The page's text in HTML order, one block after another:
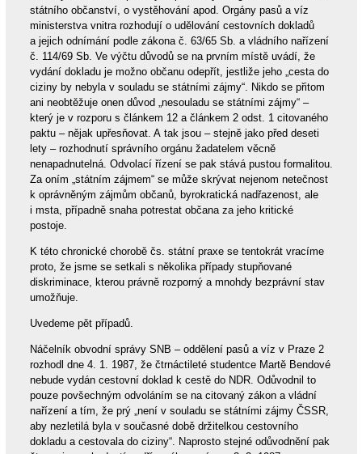
státního občanství, o vystěhování apod. Orgány pasů a víz
ministerstva vnitra rozhodují o udělování cestovních dokladů
a jejich odnímání podle zákona č. 63/65 Sb. a vládního nařízení
č. 114/69 Sb. Ve výčtu důvodů se na prvním místě uvádí, že
vydání dokladu je možno občanu odepřít, jestliže jeho „cesta do
ciziny by nebyla v souladu se státními zájmy“. Nikdo se přitom
ani neobtěžuje onen důvod „nesouladu se státními zájmy“ –
který je v rozporu s článkem 12 a článkem 2 odst. 1 citovaného
paktu – nějak upřesňovat. A tak jsou – stejně jako před deseti
lety – rozhodnutí správního orgánu žadatelem věcně
nenapadnutelná. Odvolací řízení se pak stává pustou formalitou.
Za oním „státním zájmem“ se může skrývat nejenom netečnost
k oprávněným zájmům občanů, byrokratická nadřazenost, ale
i msta, případně snaha potrestat občana za jeho kritické
postoje.
K této chronické chorobě čs. státní praxe se tentokrát vracíme
proto, že jsme se setkali s několika případy stupňované
diskriminace, kterou právně rozporný a mnohdy bezprávní stav
umožňuje.
Uvedeme pět případů.
Náčelník obvodní správy SNB – oddělení pasů a víz v Praze 2
rozhodl dne 4. 1. 1987, že čtrnáctileté studentce Martě Bendové
nebude vydán cestovní doklad k cestě do NDR. Odůvodnil to
pouze povšechným odvoláním se na citovaný zákon a vládní
nařízení a tím, že prý „není v souladu se státními zájmy ČSSR,
aby nezletilá byla v současné době držitelkou cestovního
dokladu a cestovala do ciziny“. Naprosto stejné odůvodnění pak